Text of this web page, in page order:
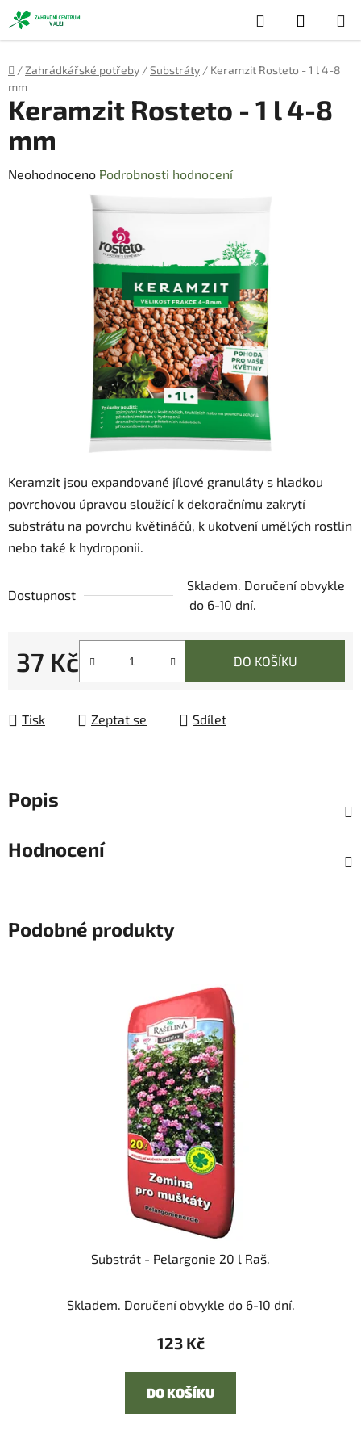
Přejít
na
obsah
Hledat
KOŠÍK
Domů
/ Zahrádkářské potřeby /Substráty / Keramzit Rosteto - 1 l 4-8
mm
Keramzit jsou expandované jílové granuláty s hladkou
povrchovou úpravou sloužící k dekoračnímu zakrytí
substrátu na povrchu květináčů, k ukotvení umělých rostlin
nebo také k hydroponii.
Dostupnost
Skladem. Doručení obvykle
do 6-10 dní.
37 Kč
Měrná cena:
DO KOŠÍKU
Tisk Zeptat se Sdílet
Keramzit Rosteto - 1 l 4-8
mm
Průměrné
Neohodnoceno Podrobnosti hodnocení
Popis
Hodnocení
Podobné produkty
Substrát - Pelargonie 20 l Raš.
Skladem. Doručení obvykle do 6-10 dní.
123 Kč
DO KOŠÍKU